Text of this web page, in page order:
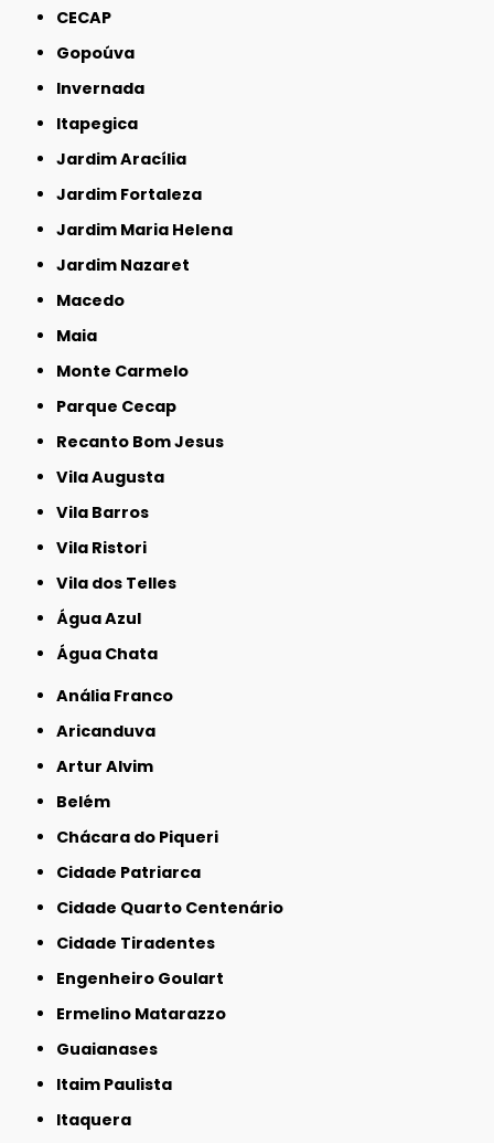
CECAP
Gopoúva
Invernada
Itapegica
Jardim Aracília
Jardim Fortaleza
Jardim Maria Helena
Jardim Nazaret
Macedo
Maia
Monte Carmelo
Parque Cecap
Recanto Bom Jesus
Vila Augusta
Vila Barros
Vila Ristori
Vila dos Telles
Água Azul
Água Chata
Anália Franco
Aricanduva
Artur Alvim
Belém
Chácara do Piqueri
Cidade Patriarca
Cidade Quarto Centenário
Cidade Tiradentes
Engenheiro Goulart
Ermelino Matarazzo
Guaianases
Itaim Paulista
Itaquera